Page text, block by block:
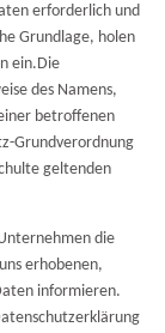
erforderlich und
Grundlage, holen
ein.Die
des Namens,
betroffenen
Grundverordnung
geltenden
die
erhobenen,
informieren.